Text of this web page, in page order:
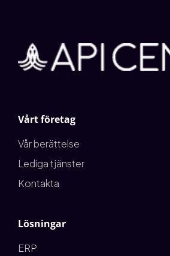
Vårt företag
Vår berättelse
Lediga tjänster
Kontakta
Lösningar
ERP